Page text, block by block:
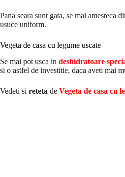
Pana seara sunt gata, se mai amesteca
usuce uniform.
Vegeta de casa cu legume uscate
Se mai pot usca in deshidratoare
si o astfel de investitie, daca aveti mai
Vedeti si reteta de Vegeta de casa cu